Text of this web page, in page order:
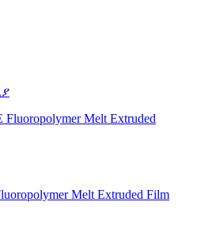
Melt Extruded Film